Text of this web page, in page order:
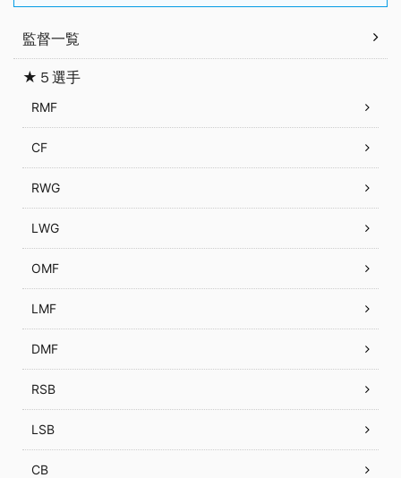
監督一覧
★５選手
RMF
CF
RWG
LWG
OMF
LMF
DMF
RSB
LSB
CB